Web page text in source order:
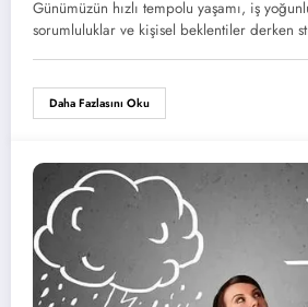
Günümüzün hızlı tempolu yaşamı, iş
sorumluluklar ve kişisel beklentiler derken
Daha Fazlasını Oku